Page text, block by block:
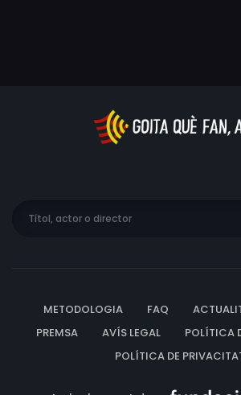
METODOLOGIA FAQ
PREMSA
AVÍS LEGAL
POLÍTICA
POLÍTICA DE